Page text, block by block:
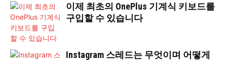
이제 최초의 OnePlus 기계식 키보드를
구입할 수 있습니다
Instagram 스레드는 무엇이며 어떻게